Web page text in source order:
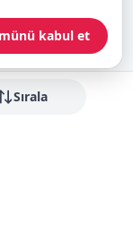
Sırala
kabul et